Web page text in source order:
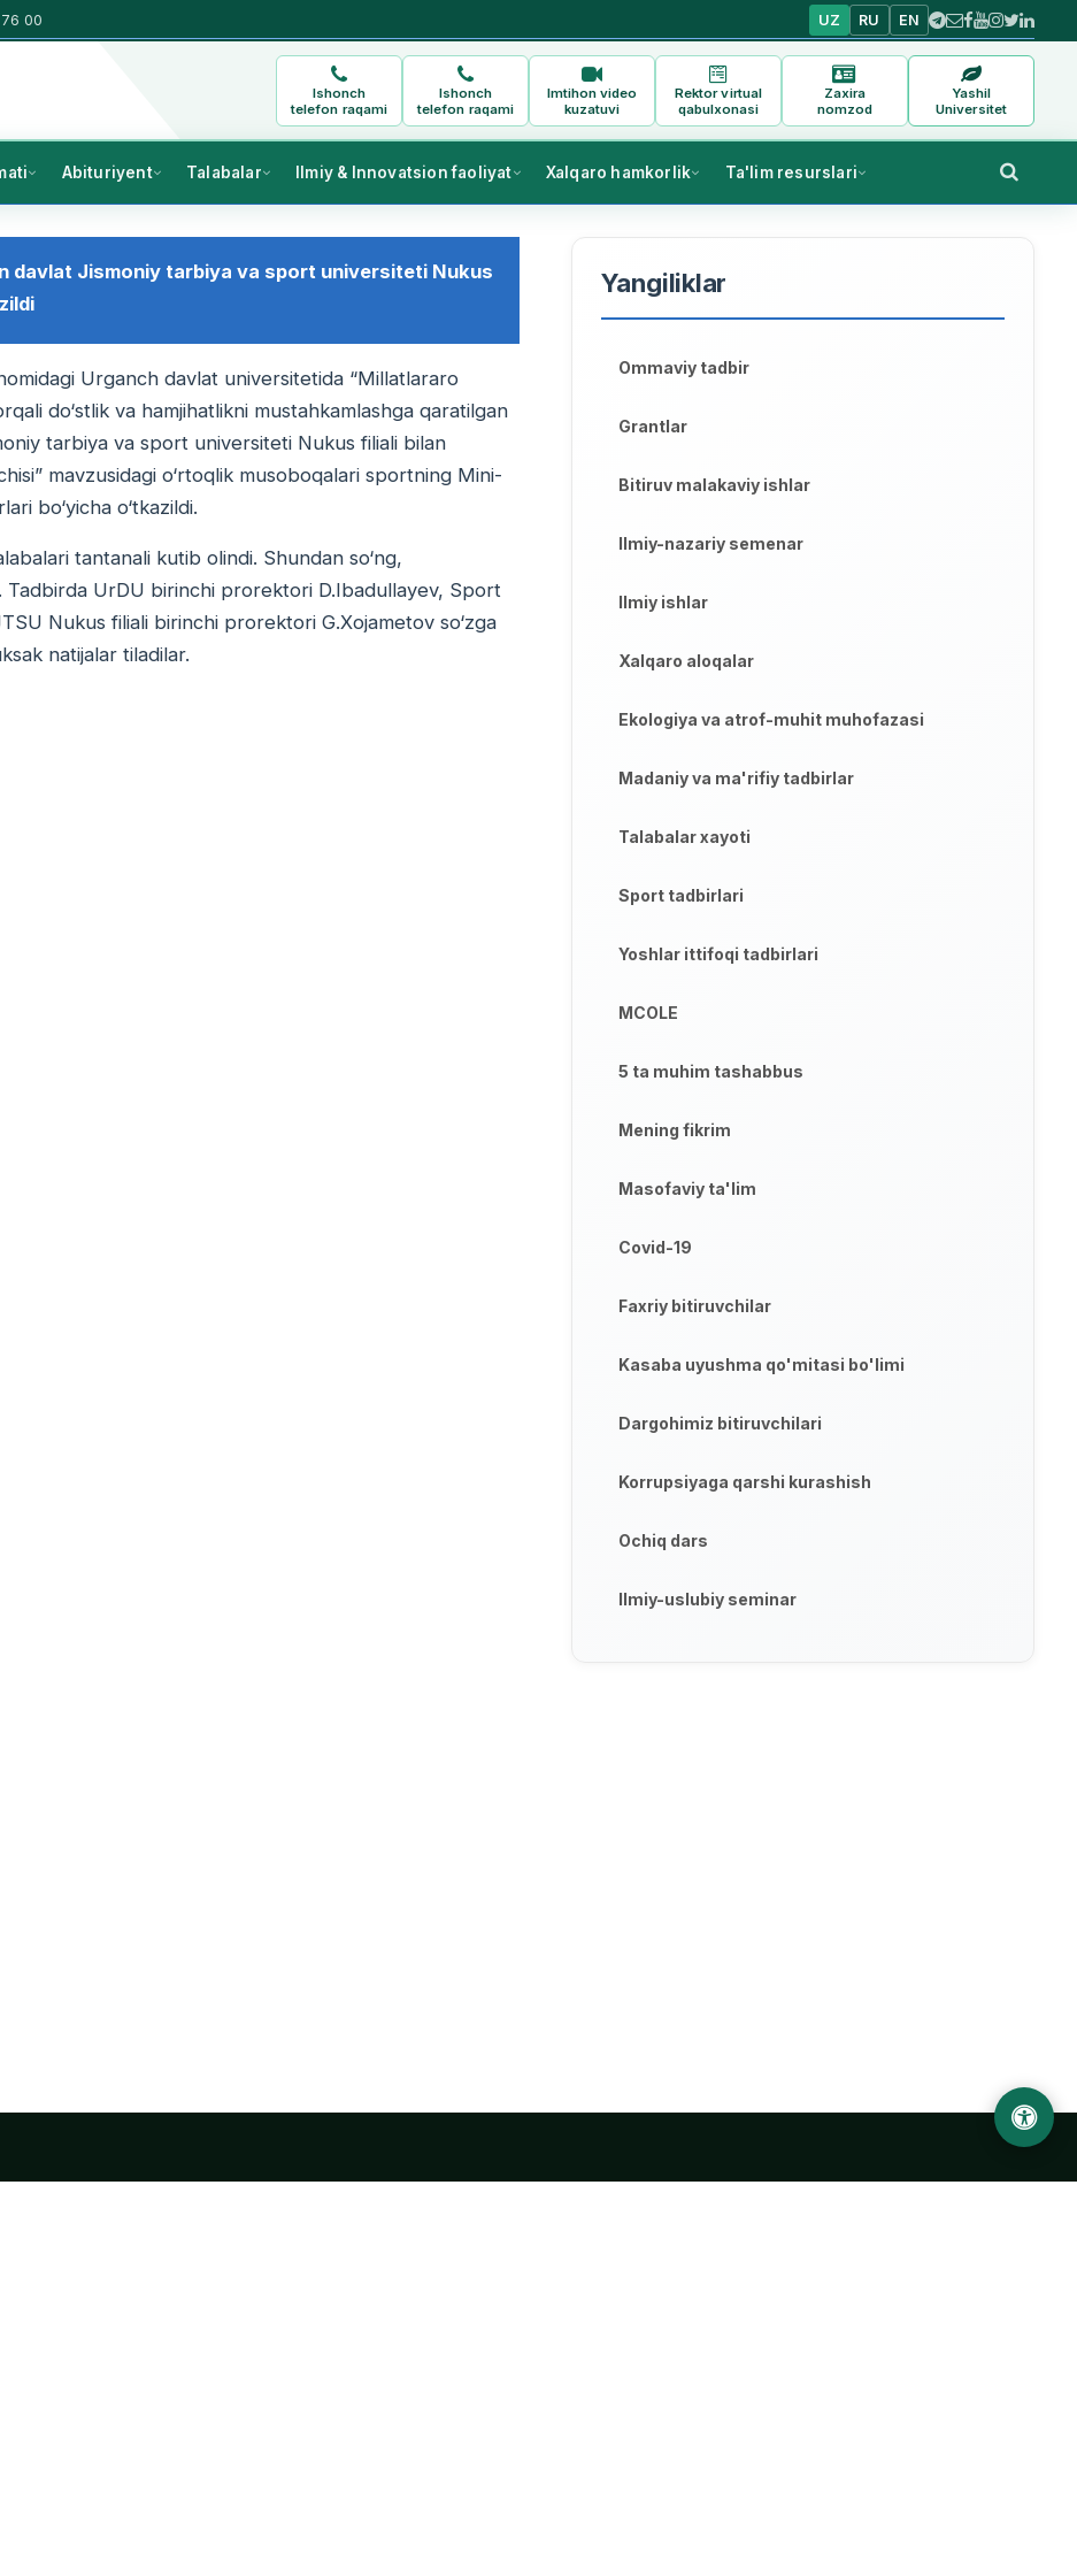
00 UZ RU EN
Ishonch
telefon raqami
Ishonch
telefon raqami
Imtihon video
kuzatuvi
Rektor virtual
qabulxonasi
Zaxira
nomzod
Yashil
Universitet
Abituriyent Talabalar Ilmiy & Innovatsion faoliyat Xalqaro hamkorlik Ta'lim resurslari
davlat Jismoniy tarbiya va sport universiteti Nukus
Urganch davlat universitetida “Millatlararo
do‘stlik va hamjihatlikni mustahkamlashga qaratilgan
tarbiya va sport universiteti Nukus filiali bilan
mavzusidagi o‘rtoqlik musoboqalari sportning Mini-
bo‘yicha o‘tkazildi.
tantanali kutib olindi. Shundan so‘ng,
Tadbirda UrDU birinchi prorektori D.Ibadullayev, Sport
Nukus filiali birinchi prorektori G.Xojametov so‘zga
natijalar tiladilar.
Yangiliklar
Ommaviy tadbir
Grantlar
Bitiruv malakaviy ishlar
Ilmiy-nazariy semenar
Ilmiy ishlar
Xalqaro aloqalar
Ekologiya va atrof-muhit muhofazasi
Madaniy va ma'rifiy tadbirlar
Talabalar xayoti
Sport tadbirlari
Yoshlar ittifoqi tadbirlari
MCOLE
5 ta muhim tashabbus
Mening fikrim
Masofaviy ta'lim
Covid-19
Faxriy bitiruvchilar
Kasaba uyushma qo'mitasi bo'limi
Dargohimiz bitiruvchilari
Korrupsiyaga qarshi kurashish
Ochiq dars
Ilmiy-uslubiy seminar